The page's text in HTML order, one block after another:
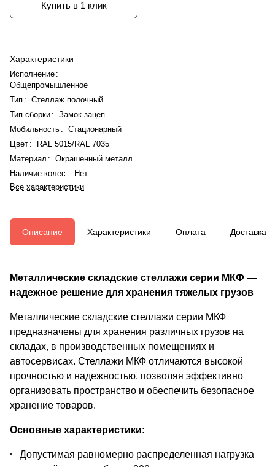
Купить в 1 клик
Характеристики
Исполнение :
Общепромышленное
Тип : Стеллаж полочный
Тип сборки: Замок-зацеп
Мобильность : Стационарный
Цвет :
RAL 5015/RAL 7035
Материал : Окрашенный металл
Наличие колес :
Нет
Все характеристики
Описание Характеристики Оплата Доставка
Металлические складские стеллажи серии МКФ —
надежное решение для хранения тяжелых грузов
Металлические складские стеллажи серии МКФ
предназначены для хранения различных грузов на
складах, в производственных помещениях и
автосервисах. Стеллажи МКФ отличаются высокой
прочностью и надежностью, позволяя эффективно
организовать пространство и обеспечить безопасное
хранение товаров.
Основные характеристики:
Допустимая равномерно распределенная нагрузка